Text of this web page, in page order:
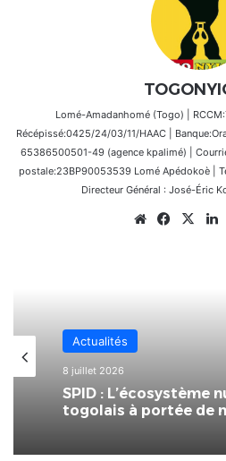
Lomé-Amadanhomé (Togo) |
Récépissé:0425/24/03/11/HAAC |
65386500501-49 (agence kpalimé) |
postale:23BP90053539 Lomé Apédokoè |
Directeur Général : José-Éric
Website X
Actualités
8 juillet 2026
SPID : L’écosystème
togolais à portée de